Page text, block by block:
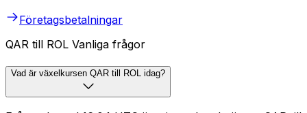
Företagsbetalningar
QAR till ROL Vanliga frågor
Vad är växelkursen QAR till ROL idag?